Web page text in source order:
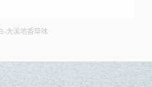
-大溪地香草味